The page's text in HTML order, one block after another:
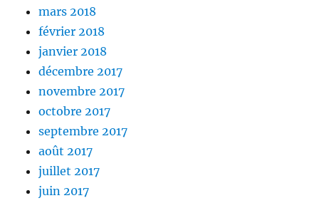
mars 2018
février 2018
janvier 2018
décembre 2017
novembre 2017
octobre 2017
septembre 2017
août 2017
juillet 2017
juin 2017